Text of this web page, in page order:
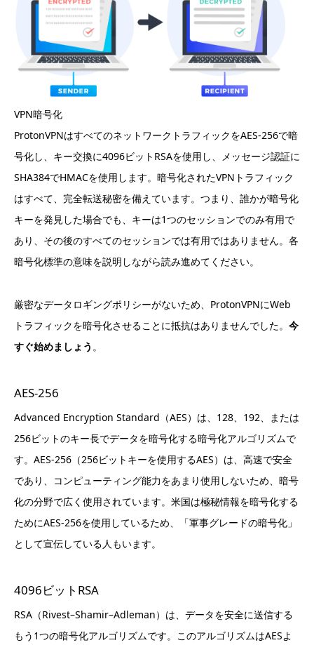
VPN暗号化
ProtonVPNはすべてのネットワークトラフィックをAES-256で暗
号化し、キー交換に4096ビットRSAを使用し、メッセージ認証に
SHA384でHMACを使用します。暗号化されたVPNトラフィック
はすべて、完全転送秘密を備えています。つまり、誰かが暗号化
キーを発見した場合でも、キーは1つのセッションでのみ有用で
あり、その後のすべてのセッションでは有用ではありません。各
暗号化標準の意味を説明しながら読み進めてください。
厳密なデータロギングポリシーがないため、ProtonVPNにWeb
トラフィックを暗号化させることに抵抗はありませんでした。 今
すぐ始めましょう 。
AES-256
Advanced Encryption Standard（AES）は、128、192、または
256ビットのキー長でデータを暗号化する暗号化アルゴリズムで
す。AES-256（256ビットキーを使用するAES）は、高速で安全
であり、コンピューティング能力をあまり使用しないため、暗号
化の分野で広く使用されています。米国は極秘情報を暗号化する
ためにAES-256を使用しているため、「軍事グレードの暗号化」
として宣伝している人もいます。
4096ビットRSA
RSA（Rivest–Shamir–Adleman）は、データを安全に送信する
もう1つの暗号化アルゴリズムです。このアルゴリズムはAESよ